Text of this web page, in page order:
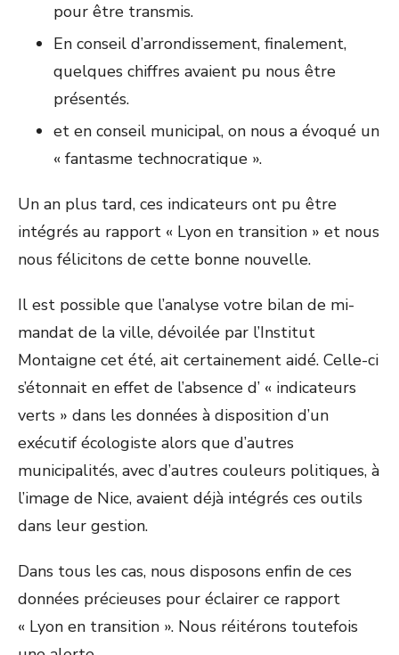
pour être transmis.
En conseil d’arrondissement, finalement,
quelques chiffres avaient pu nous être
présentés.
et en conseil municipal, on nous a évoqué un
« fantasme technocratique ».
Un an plus tard, ces indicateurs ont pu être
intégrés au rapport « Lyon en transition » et nous
nous félicitons de cette bonne nouvelle.
Il est possible que l’analyse votre bilan de mi-
mandat de la ville, dévoilée par l’Institut
Montaigne cet été, ait certainement aidé. Celle-ci
s’étonnait en effet de l’absence d’ « indicateurs
verts » dans les données à disposition d’un
exécutif écologiste alors que d’autres
municipalités, avec d’autres couleurs politiques, à
l’image de Nice, avaient déjà intégrés ces outils
dans leur gestion.
Dans tous les cas, nous disposons enfin de ces
données précieuses pour éclairer ce rapport
« Lyon en transition ». Nous réitérons toutefois